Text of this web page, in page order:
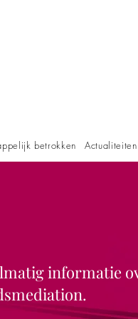
betrokken Actualiteiten
informatie